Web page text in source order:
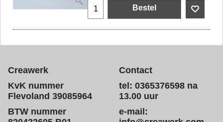
Bestel
Creawerk
KvK nummer
Flevoland 39085964
BTW nummer
Contact
tel: 0365376598 na
13.00 uur
e-mail: